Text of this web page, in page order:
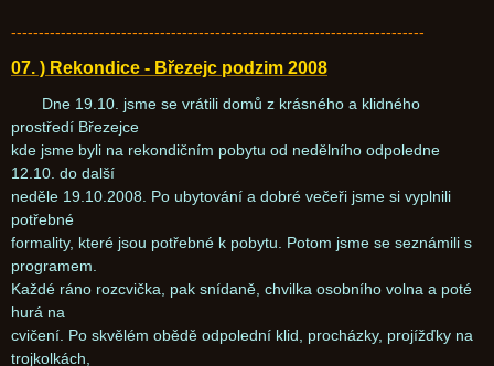
---------------------------------------------------------------------------
07. ) Rekondice - Březejc podzim 2008
Dne 19.10. jsme se vrátili domů z krásného a klidného
prostředí Březejce
kde jsme byli na rekondičním pobytu od nedělního odpoledne
12.10. do další
neděle 19.10.2008. Po ubytování a dobré večeři jsme si vyplnili
potřebné
formality, které jsou potřebné k pobytu. Potom jsme se seznámili s
programem.
Každé ráno rozcvička, pak snídaně, chvilka osobního volna a poté
hurá na
cvičení. Po skvělém obědě odpolední klid, procházky, projížďky na
trojkolkách,